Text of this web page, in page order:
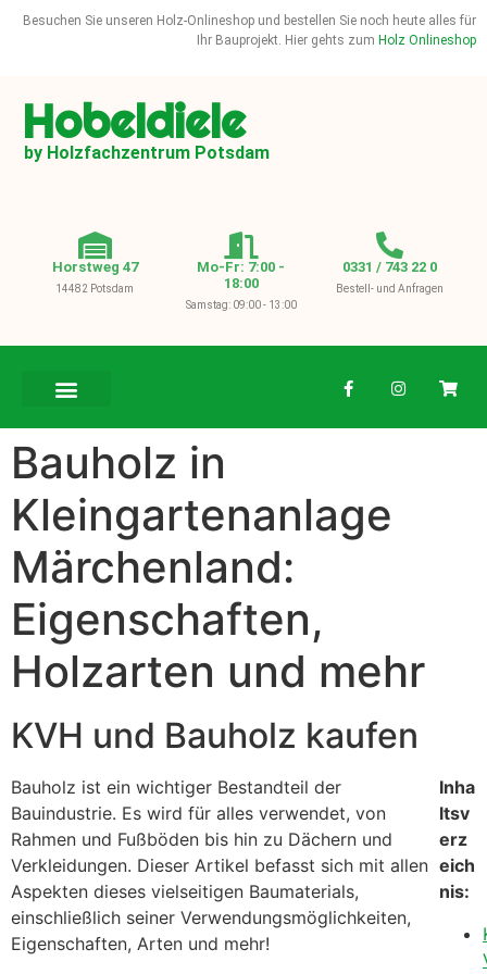
Besuchen Sie unseren Holz-Onlineshop und bestellen Sie noch heute alles für
Ihr Bauprojekt. Hier gehts zum Holz Onlineshop
Hobeldiele
by Holzfachzentrum Potsdam
Horstweg 47
14482 Potsdam
Mo-Fr: 7:00 -
18:00
Samstag: 09:00 - 13:00
0331 / 743 22 0
Bestell- und Anfragen
Bauholz in
Kleingartenanlage
Märchenland:
Eigenschaften,
Holzarten und mehr
KVH und Bauholz kaufen
Bauholz ist ein wichtiger Bestandteil der
Bauindustrie. Es wird für alles verwendet, von
Rahmen und Fußböden bis hin zu Dächern und
Verkleidungen. Dieser Artikel befasst sich mit allen
Aspekten dieses vielseitigen Baumaterials,
einschließlich seiner Verwendungsmöglichkeiten,
Eigenschaften, Arten und mehr!
Inha
ltsv
erz
eich
nis: